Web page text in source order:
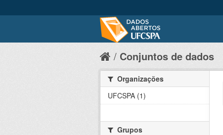
Conjuntos de dados
Organizações
UFCSPA (1)
Grupos